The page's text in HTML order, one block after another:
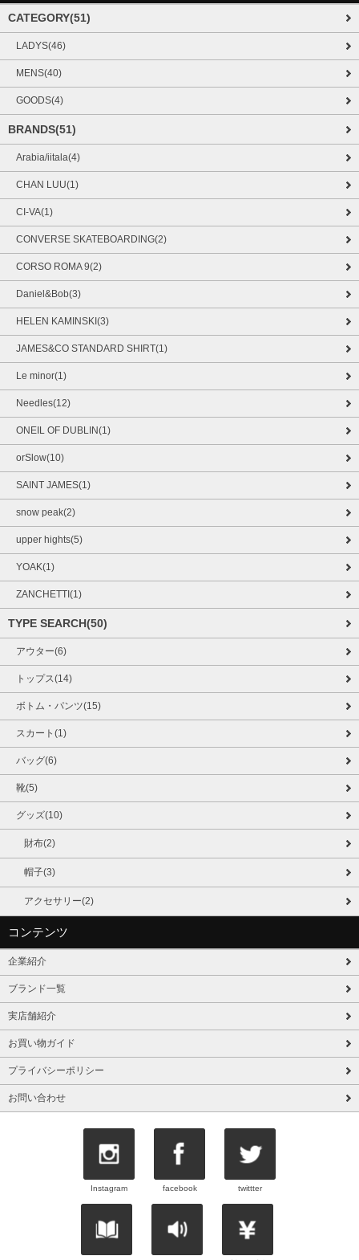
CATEGORY(51)
LADYS(46)
MENS(40)
GOODS(4)
BRANDS(51)
Arabia/iitala(4)
CHAN LUU(1)
CI-VA(1)
CONVERSE SKATEBOARDING(2)
CORSO ROMA 9(2)
Daniel&Bob(3)
HELEN KAMINSKI(3)
JAMES&CO STANDARD SHIRT(1)
Le minor(1)
Needles(12)
ONEIL OF DUBLIN(1)
orSlow(10)
SAINT JAMES(1)
snow peak(2)
upper hights(5)
YOAK(1)
ZANCHETTI(1)
TYPE SEARCH(50)
アウター(6)
トップス(14)
ボトム・パンツ(15)
スカート(1)
バッグ(6)
靴(5)
グッズ(10)
財布(2)
帽子(3)
アクセサリー(2)
コンテンツ
企業紹介
ブランド一覧
実店舗紹介
お買い物ガイド
プライバシーポリシー
お問い合わせ
Instagram facebook twittter